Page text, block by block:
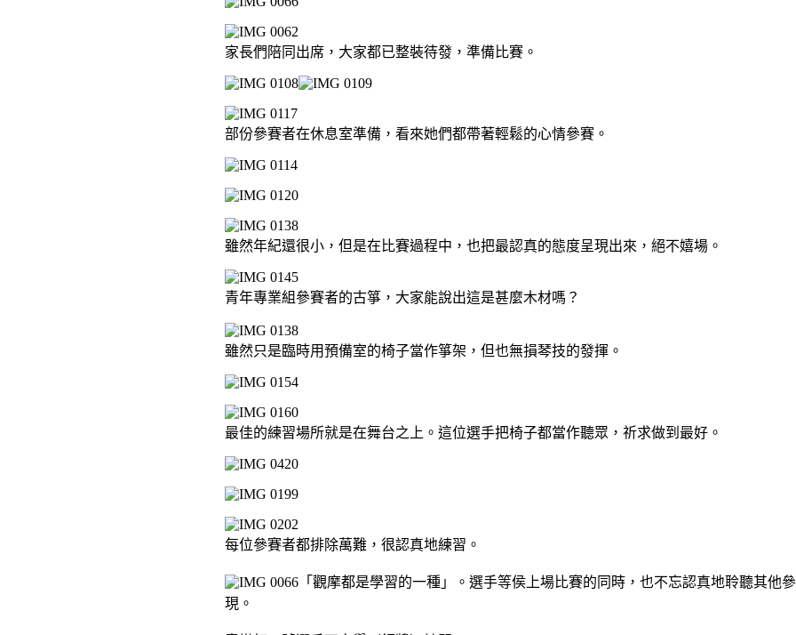
家長們陪同出席，大家都已整裝待發，準備比賽。
部份參賽者在休息室準備，看來她們都帶著輕鬆的心情參賽。
雖然年紀還很小，但是在比賽過程中，也把最認真的態度呈現出來，絕不嬉場。
青年專業組參賽者的古箏，大家能說出這是甚麼木材嗎？
雖然只是臨時用預備室的椅子當作箏架，但也無損琴技的發揮。
最佳的練習場所就是在舞台之上。這位選手把椅子都當作聽眾，祈求做到最好。
每位參賽者都排除萬難，很認真地練習。
「觀摩都是學習的一種」。選手等侯上場比賽的同時，也不忘認真地聆聽其他
現。